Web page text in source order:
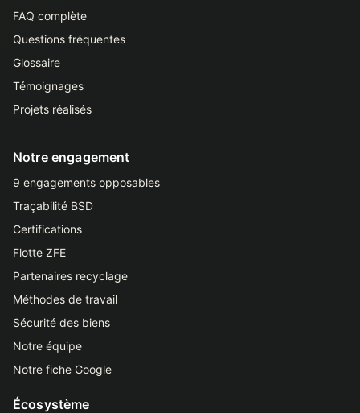
FAQ complète
Questions fréquentes
Glossaire
Témoignages
Projets réalisés
Notre engagement
9 engagements opposables
Traçabilité BSD
Certifications
Flotte ZFE
Partenaires recyclage
Méthodes de travail
Sécurité des biens
Notre équipe
Notre fiche Google
Écosystème